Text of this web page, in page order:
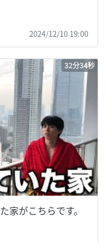
2024/12/10 19:00
32分34秒
家がこちらです。